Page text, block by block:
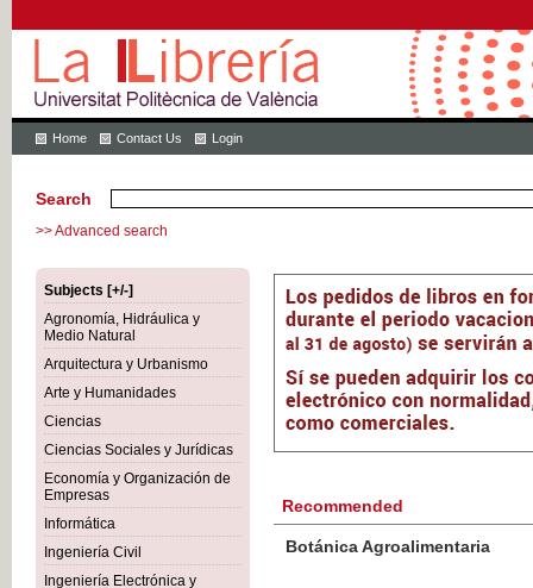
Home Contact Us Login
Search
>> Advanced search
Subjects [+/-]
Agronomía, Hidráulica y
Medio Natural
Arquitectura y Urbanismo
Arte y Humanidades
Ciencias
Ciencias Sociales y Jurídicas
Economía y Organización de
Empresas
Informática
Ingeniería Civil
Ingeniería Electrónica y
Recommended
Botánica Agroalimentaria